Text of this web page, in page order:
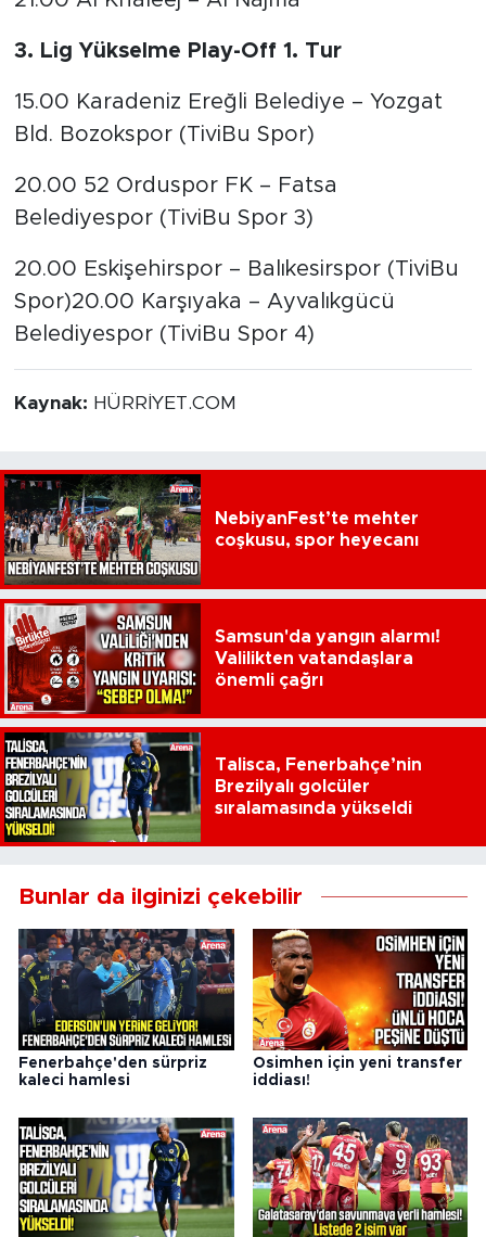
3. Lig Yükselme Play-Off 1. Tur
15.00 Karadeniz Ereğli Belediye – Yozgat
Bld. Bozokspor (TiviBu Spor)
20.00 52 Orduspor FK – Fatsa
Belediyespor (TiviBu Spor 3)
20.00 Eskişehirspor – Balıkesirspor (TiviBu
Spor)20.00 Karşıyaka – Ayvalıkgücü
Belediyespor (TiviBu Spor 4)
Kaynak: HÜRRİYET.COM
NebiyanFest’te mehter
coşkusu, spor heyecanı
Samsun'da yangın alarmı!
Valilikten vatandaşlara
önemli çağrı
Talisca, Fenerbahçe’nin
Brezilyalı golcüler
sıralamasında yükseldi
Bunlar da ilginizi çekebilir
Fenerbahçe'den sürpriz
kaleci hamlesi
Osimhen için yeni transfer
iddiası!